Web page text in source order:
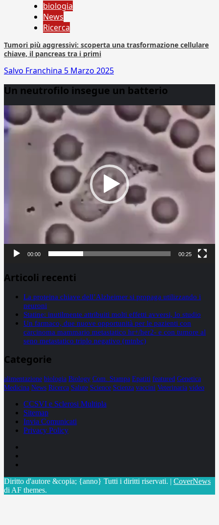
biologia
News
Ricerca
Tumori più aggressivi: scoperta una trasformazione cellulare
chiave, il pancreas tra i primi
Salvo Franchina 5 Marzo 2025
Un neutrofilo insegue un batterio
Player
00:00 00:25
Articoli recenti
La proteina chiave dell’Alzheimer si propaga utilizzando i
neuroni
Statine: inutilmente attribuiti molti effetti avversi, lo studio
Un farmaco, due nuove opportunità per le pazienti con
carcinoma mammario metastatico hr+/her2- e con tumore al
seno metastatico triplo negativo (mtnbc)
Categorie
alimentazione biologia Biology Com. Stampa Epatiti featured Genetica
Medicina News Ricerca Salute Science Scienza vaccini Veterinaria video
CCSVI e Sclerosi Multipla
Sitemap
Invia Comunicati
Privacy Policy
Diritto d'autore &copia; {anno} Tutti i diritti riservati. | CoverNews
di AF themes.